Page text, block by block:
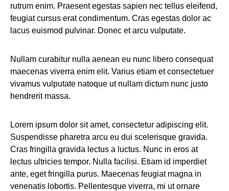
rutrum enim. Praesent egestas sapien nec tellus eleifend,
feugiat cursus erat condimentum. Cras egestas dolor ac
lacus euismod pulvinar. Donec et arcu vulputate.
Nullam curabitur nulla aenean eu nunc libero consequat
maecenas viverra enim elit. Varius etiam et consectetuer
vivamus vulputate natoque ut nullam dictum nunc justo
hendrerit massa.
Lorem ipsum dolor sit amet, consectetur adipiscing elit.
Suspendisse pharetra arcu eu dui scelerisque gravida.
Cras fringilla gravida lectus a luctus. Nunc in eros at
lectus ultricies tempor. Nulla facilisi. Etiam id imperdiet
ante, eget fringilla purus. Maecenas feugiat magna in
venenatis lobortis. Pellentesque viverra, mi ut ornare